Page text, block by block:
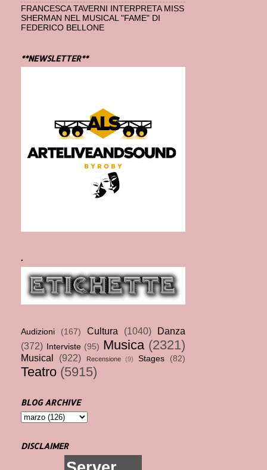
FRANCESCA TAVERNI INTERPRETA MISS
SHERMAN NEL MUSICAL "FAME" DI
FEDERICO BELLONE
**NEWSLETTER**
.
Audizioni (167) Cultura (1040)
Danza
(372)
Interviste (95) Musica (2321)
Musical (922) Recensione (9) Stages (82)
Teatro (5915)
BLOG ARCHIVE
DISCLAIMER